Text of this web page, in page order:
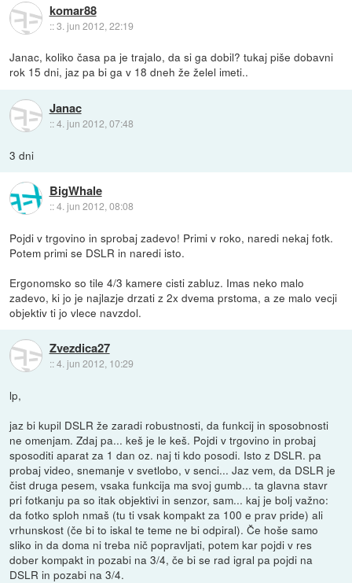
komar88
::3. jun 2012, 22:19
Janac, koliko časa pa je trajalo, da si ga dobil? tukaj piše dobavni
rok 15 dni, jaz pa bi ga v 18 dneh že želel imeti..
Janac
::4. jun 2012, 07:48
3 dni
BigWhale
::4. jun 2012, 08:08
Pojdi v trgovino in sprobaj zadevo! Primi v roko, naredi nekaj fotk.
Potem primi se DSLR in naredi isto.
Ergonomsko so tile 4/3 kamere cisti zabluz. Imas neko malo
zadevo, ki jo je najlazje drzati z 2x dvema prstoma, a ze malo vecji
objektiv ti jo vlece navzdol.
Zvezdica27
::4. jun 2012, 10:29
lp,
jaz bi kupil DSLR že zaradi robustnosti, da funkcij in sposobnosti
ne omenjam. Zdaj pa... keš je le keš. Pojdi v trgovino in probaj
sposoditi aparat za 1 dan oz. naj ti kdo posodi. Isto z DSLR. pa
probaj video, snemanje v svetlobo, v senci... Jaz vem, da DSLR je
čist druga pesem, vsaka funkcija ma svoj gumb... ta glavna stavr
pri fotkanju pa so itak objektivi in senzor, sam... kaj je bolj važno:
da fotko sploh nmaš (tu ti vsak kompakt za 100 e prav pride) ali
vrhunskost (če bi to iskal te teme ne bi odpiral). Če hoše samo
sliko in da doma ni treba nič popravljati, potem kar pojdi v res
dober kompakt in pozabi na 3/4, če bi se rad igral pa pojdi na
DSLR in pozabi na 3/4.